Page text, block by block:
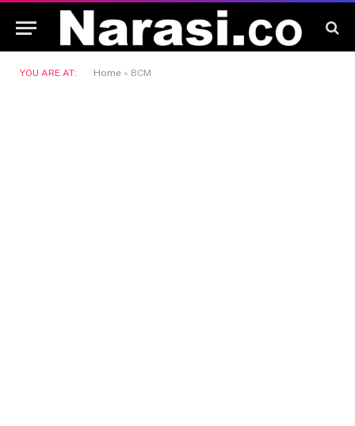
YOU ARE AT: Home » BCM